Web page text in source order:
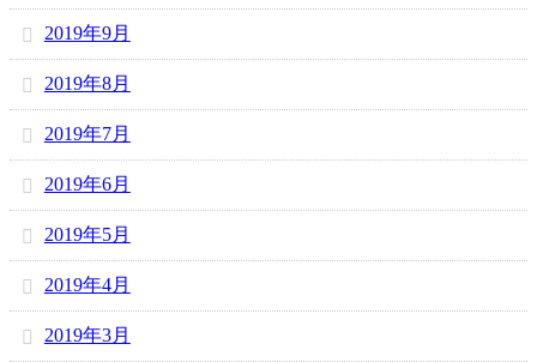
2019年9月
2019年8月
2019年7月
2019年6月
2019年5月
2019年4月
2019年3月